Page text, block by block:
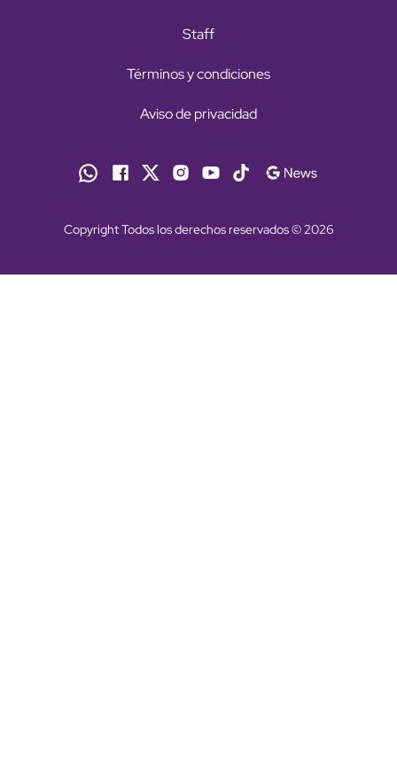
Staff
Términos y condiciones
Aviso de privacidad
Copyright Todos los derechos reservados © 2026